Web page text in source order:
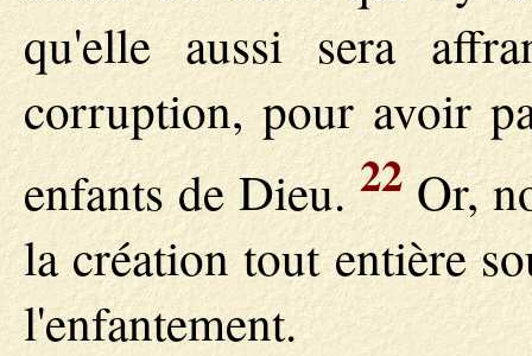
qu'elle aussi sera
corruption, pour avoir
enfants de Dieu.22Or,
la création tout entière
l'enfantement.